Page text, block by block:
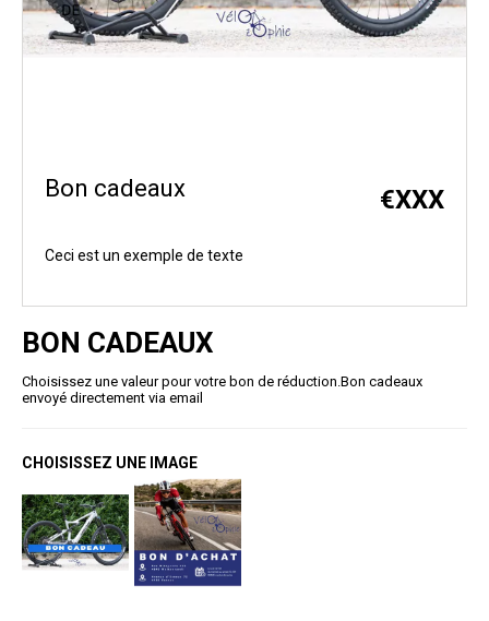
Bon cadeaux €XXX
Ceci est un exemple de texte
BON CADEAUX
Choisissez une valeur pour votre bon de réduction.Bon cadeaux
envoyé directement via email
CHOISISSEZ UNE IMAGE